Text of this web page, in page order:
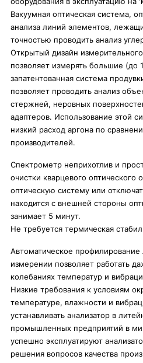
Вакуумная оптическая система,
анализа линий элементов,
точностью проводить анализ
Открытый дизайн
позволяет измерять большие (до
запатентованная система
позволяет проводить анализ
стержней, неровных
адаптеров. Использование этой
низкий расход аргона по
производителей.
Спектрометр неприхотлив и
очистки кварцевого оптического
оптическую систему или
находится с внешней стороны
занимает 5 минут.
Не требуется термическая
Автоматическое
измерении позволяет работать
колебаниях температур и
Низкие требования к условиям
температуре, влажности и
устанавливать анализатор в
промышленных предприятий в
успешно эксплуатируют
решения вопросов качества